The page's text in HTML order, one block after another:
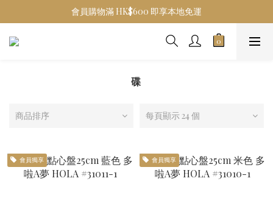
會員購物滿 HK$600 即享本地免運
碟
商品排序 每頁顯示 24 個
會員獨享 會員獨享